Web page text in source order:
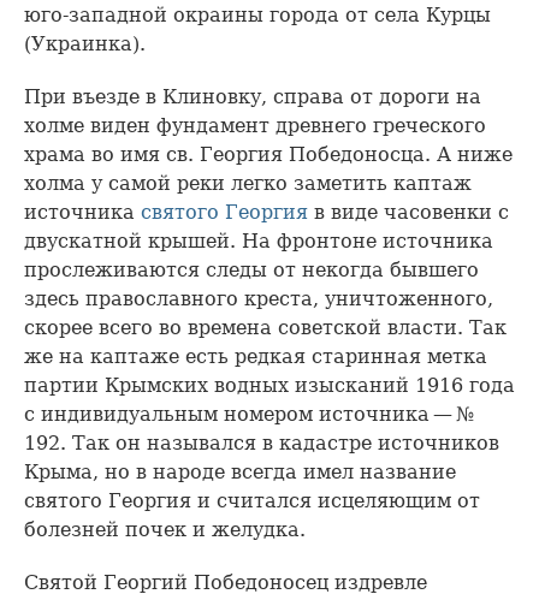
юго-западной окраины города от села Курцы
(Украинка).
При въезде в Клиновку, справа от дороги на
холме виден фундамент древнего греческого
храма во имя св. Георгия Победоносца. А ниже
холма у самой реки легко заметить каптаж
источника святого Георгия в виде часовенки с
двускатной крышей. На фронтоне источника
прослеживаются следы от некогда бывшего
здесь православного креста, уничтоженного,
скорее всего во времена советской власти. Так
же на каптаже есть редкая старинная метка
партии Крымских водных изысканий 1916 года
с индивидуальным номером источника — №
192. Так он назывался в кадастре источников
Крыма, но в народе всегда имел название
святого Георгия и считался исцеляющим от
болезней почек и желудка.
Святой Георгий Победоносец издревле